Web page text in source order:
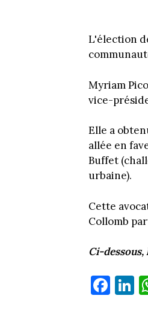
L'élection
Myriam
vice-
Elle a
allée en
Buffet
urbaine).
Cette
Collomb
Ci-
Fa
ce
Li